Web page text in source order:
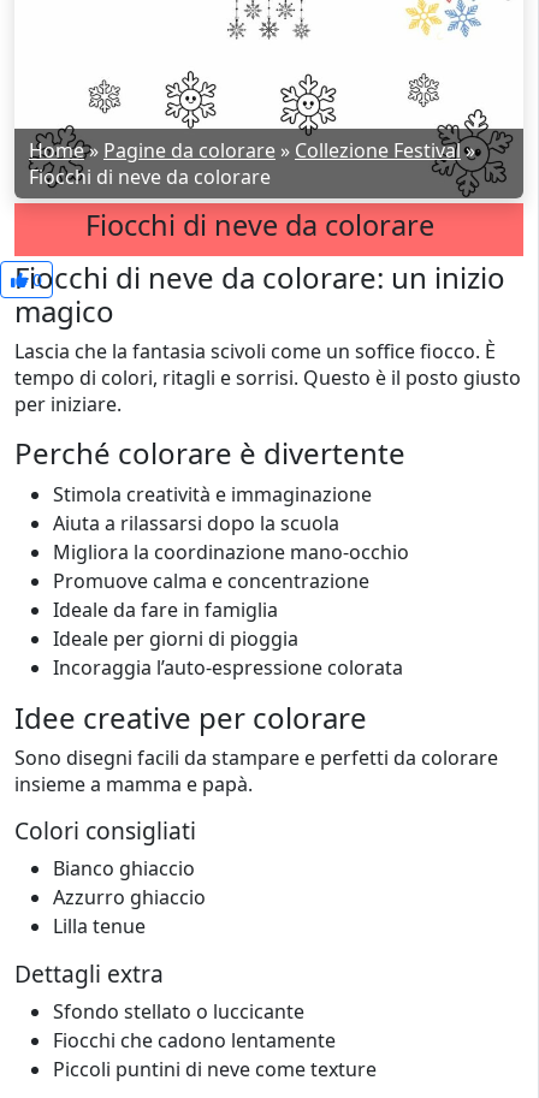
Home» Pagine da colorare » Collezione Festival»
Fiocchi di neve da colorare
Fiocchi di neve da colorare
0
Fiocchi di neve da colorare: un inizio
magico
Lascia che la fantasia scivoli come un soffice fiocco. È
tempo di colori, ritagli e sorrisi. Questo è il posto giusto
per iniziare.
Perché colorare è divertente
Stimola creatività e immaginazione
Aiuta a rilassarsi dopo la scuola
Migliora la coordinazione mano-occhio
Promuove calma e concentrazione
Ideale da fare in famiglia
Ideale per giorni di pioggia
Incoraggia l’auto-espressione colorata
Idee creative per colorare
Sono disegni facili da stampare e perfetti da colorare
insieme a mamma e papà.
Colori consigliati
Bianco ghiaccio
Azzurro ghiaccio
Lilla tenue
Dettagli extra
Sfondo stellato o luccicante
Fiocchi che cadono lentamente
Piccoli puntini di neve come texture